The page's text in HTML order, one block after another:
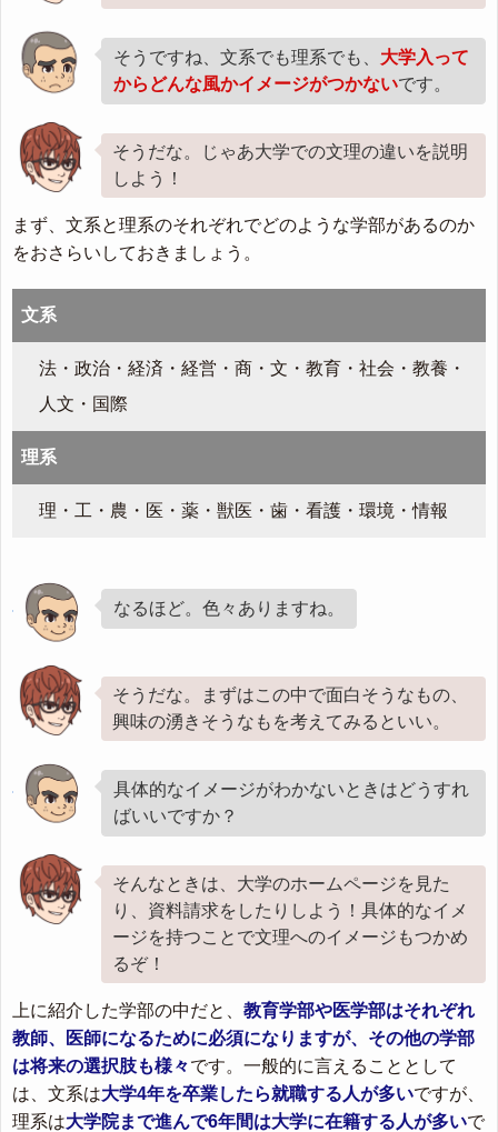
そうですね、文系でも理系でも、 大学入って
からどんな風かイメージがつかないです。
そうだな。じゃあ大学での文理の違いを説明
しよう！
まず、文系と理系のそれぞれでどのような学部があるのか
をおさらいしておきましょう。
文系
法・政治・経済・経営・商・文・教育・社会・教養・
人文・国際
理系
理・工・農・医・薬・獣医・歯・看護・環境・情報
なるほど。色々ありますね。
そうだな。まずはこの中で面白そうなもの、
興味の湧きそうなもを考えてみるといい。
具体的なイメージがわかないときはどうすれ
ばいいですか？
そんなときは、大学のホームページを見た
り、資料請求をしたりしよう！具体的なイメ
ージを持つことで文理へのイメージもつかめ
るぞ！
上に紹介した学部の中だと、 教育学部や医学部はそれぞれ
教師、医師になるために必須になりますが、その他の学部
は将来の選択肢も様々です。一般的に言えることとして
は、文系は大学4年を卒業したら就職する人が多いですが、
理系は大学院まで進んで6年間は大学に在籍する人が多いで